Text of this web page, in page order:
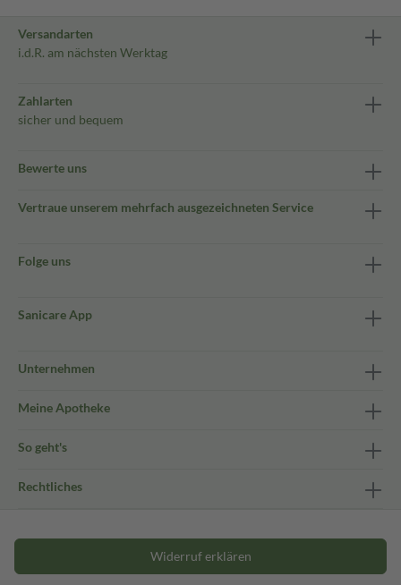
Versandarten
i.d.R. am nächsten Werktag
Zahlarten
sicher und bequem
Bewerte uns
Vertraue unserem mehrfach ausgezeichneten Service
Folge uns
Sanicare App
Unternehmen
Meine Apotheke
So geht's
Rechtliches
Widerruf erklären